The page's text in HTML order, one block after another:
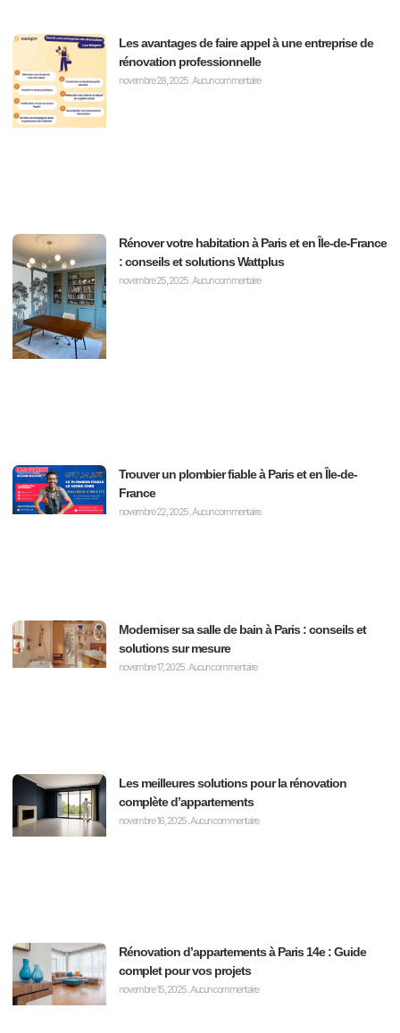
Les avantages de faire appel à une entreprise de
rénovation professionnelle
novembre 28, 2025Aucun commentaire
Rénover votre habitation à Paris et en Île-de-France
: conseils et solutions Wattplus
novembre 25, 2025Aucun commentaire
Trouver un plombier fiable à Paris et en Île-de-
France
novembre 22, 2025Aucun commentaire
Moderniser sa salle de bain à Paris : conseils et
solutions sur mesure
novembre 17, 2025Aucun commentaire
Les meilleures solutions pour la rénovation
complète d’appartements
novembre 16, 2025 Aucun commentaire
Rénovation d’appartements à Paris 14e : Guide
complet pour vos projets
novembre 15, 2025 Aucun commentaire